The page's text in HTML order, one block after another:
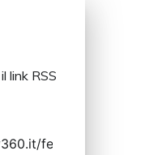
link RSS